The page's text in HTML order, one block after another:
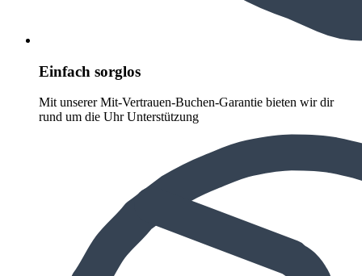
Einfach sorglos
Mit unserer Mit-Vertrauen-Buchen-Garantie bieten wir dir
rund um die Uhr Unterstützung